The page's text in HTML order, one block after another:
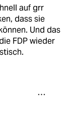
auf grr
dass sie
Und das
FDP wieder